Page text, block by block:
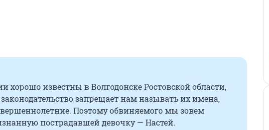
хорошо известны в Волгодонске Ростовской области,
запрещает нам называть их имена,
Поэтому обвиняемого мы зовем
пострадавшей девочку — Настей.